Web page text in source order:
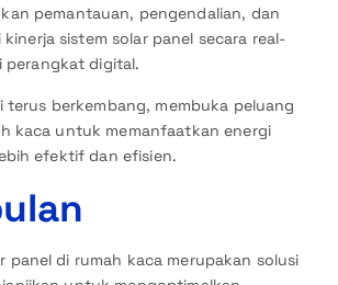
pemantauan, pengendalian, dan
sistem solar panel secara real-
perangkat digital.
terus berkembang, membuka peluang
kaca untuk memanfaatkan energi
efektif dan efisien.
panel di rumah kaca merupakan solusi